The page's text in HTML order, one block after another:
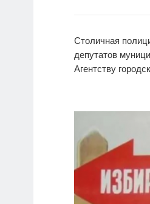
Столичная
депутатов
Агентству